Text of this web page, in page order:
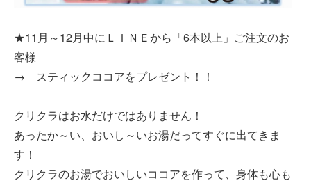
★11月～12月中にＬＩＮＥから「6本以上」ご注文のお
客様
→ スティックココアをプレゼント！！
クリクラはお水だけではありません！
あったか～い、おいし～いお湯だってすぐに出てきま
す！
クリクラのお湯でおいしいココアを作って、身体も心も